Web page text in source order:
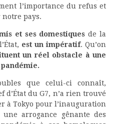
l’importance du refus et
pays.
et ses domestiques de la
est un impératif. Qu’on
un réel obstacle à une
que celui-ci connaît,
d’État du G7, n’a rien trouvé
à Tokyo pour l’inauguration
arrogance gênante des